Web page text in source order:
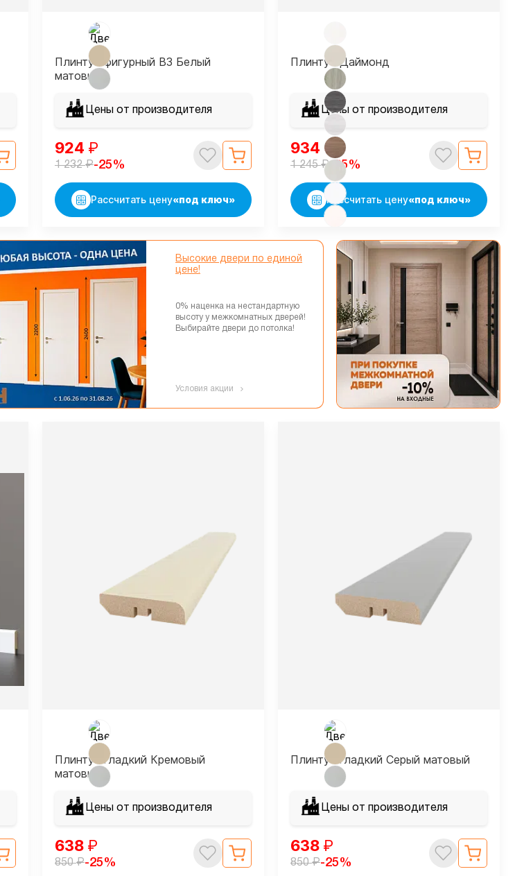
Плинтус фигурный В3 Белый
матовый
Цены от производителя
924 ₽
1 232₽-25%
Рассчитать цену«под ключ»
Плинтус Даймонд
Цены от производителя
934 ₽
1 245₽-25%
Рассчитать цену«под ключ»
Высокие двери по единой
цене!
0% наценка на нестандартную
высоту у межкомнатных дверей!
Выбирайте двери до потолка!
Условия акции
Плинтус гладкий Кремовый
матовый
Цены от производителя
638 ₽
850₽-25%
Плинтус гладкий Серый матовый
Цены от производителя
638 ₽
850₽-25%